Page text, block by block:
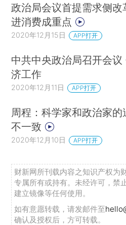
不过，即便是诚实的选举
或者良好的经济管理。例如
生的，却带来了社会秩序崩
权力交接最成功的两个国家
都发生了经济危机。民主制
能被特殊利益集团绑架，
错误叙事误导。此外，许多
组织机构的有效落实。而在
员的腐败而遭到破坏。阿
组织业绩作为内化的
constructs）的函数，给组
的心理学分析架构（
政治局会议首提需求侧
进消费成重点
2020年12月15日 APP打开
中共中央政治局召开会
济工作
2020年12月11日 APP打开
周程：科学家和政治家的
不一致
2020年12月10日 APP打开
财新网所刊载内容之知识产权为
专属所有或持有。未经许可，禁
建立镜像等任何使用。
如有意愿转载，请发邮件至
确认及授权后，方可转载。